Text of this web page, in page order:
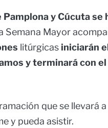
Pamplona y Cúcuta se
Semana Mayor
litúrgicas iniciarán
y terminará con
que se llevará
y pueda asistir.